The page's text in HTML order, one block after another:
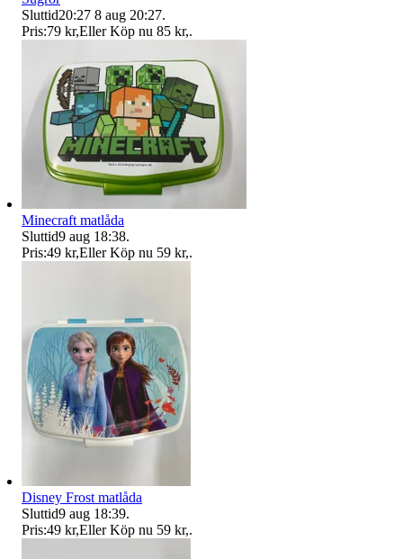
Sluttid20:27 8 aug 20:27.
Pris:79 kr,Eller Köp nu 85 kr,.
Minecraft matlåda
Sluttid9 aug 18:38.
Pris:49 kr,Eller Köp nu 59 kr,.
Disney Frost matlåda
Sluttid9 aug 18:39.
Pris:49 kr,Eller Köp nu 59 kr,.